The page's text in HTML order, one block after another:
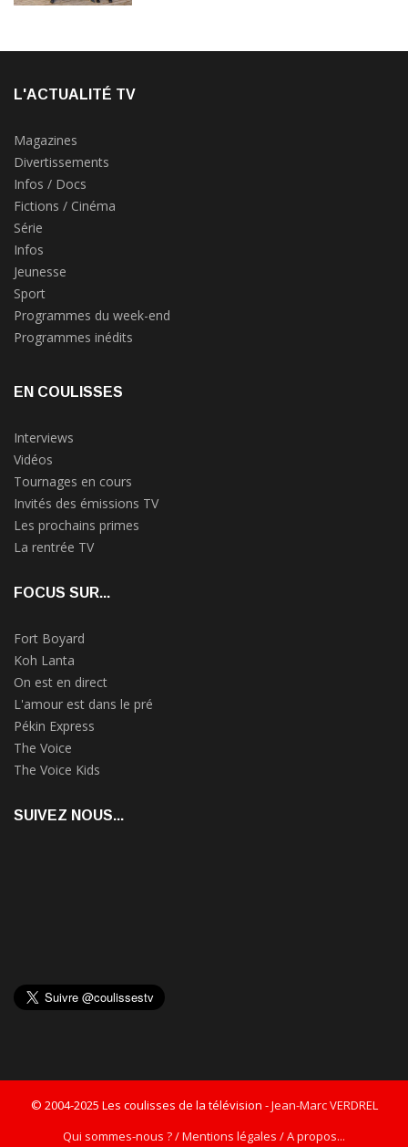
L'ACTUALITÉ TV
Magazines
Divertissements
Infos / Docs
Fictions / Cinéma
Série
Infos
Jeunesse
Sport
Programmes du week-end
Programmes inédits
EN COULISSES
Interviews
Vidéos
Tournages en cours
Invités des émissions TV
Les prochains primes
La rentrée TV
FOCUS SUR...
Fort Boyard
Koh Lanta
On est en direct
L'amour est dans le pré
Pékin Express
The Voice
The Voice Kids
SUIVEZ NOUS...
© 2004-2025 Les coulisses de la télévision -Jean-Marc VERDREL
Qui sommes-nous ? / Mentions légales / A propos...